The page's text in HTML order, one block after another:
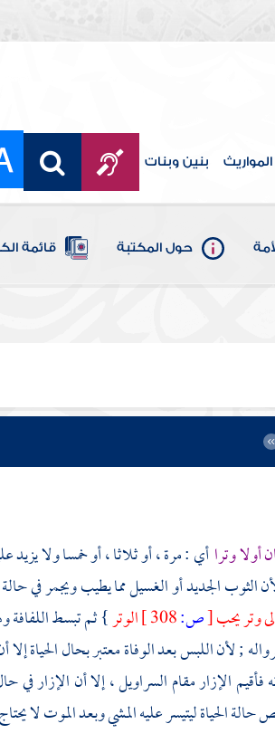
المواريث بنين وبنات
حول المكتبة قائمة
أولا وتراأي : مرة ، أو ثلاثا ، أو خمسا ولا
الثوب الجديد أو الغسيل مما يطيب ويجمر في
وتر يحب[ص: الوتر} ثم تبسط اللفافة
; لأن اللبس بعد الوفاة معتبر بحال الحياة
الإزار مقام السراويل ، إلا أن
الحياة ليتيسر عليه المشي وبعد الموت لا